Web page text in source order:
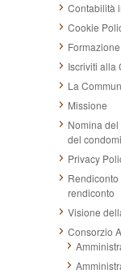
Contabilità
Cookie
Iscriviti alla
La
Missione
Nomina
del
Privacy
rendiconto
Visione
Consorzio